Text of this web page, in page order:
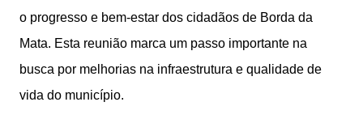
o progresso e bem-estar dos cidadãos de Borda da
Mata. Esta reunião marca um passo importante na
busca por melhorias na infraestrutura e qualidade de
vida do município.